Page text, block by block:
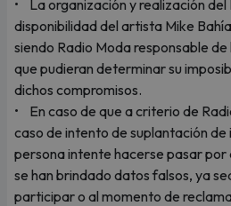
• La organización y realización
disponibilidad del artista Mike
siendo Radio Moda responsable
que pudieran determinar su
dichos compromisos.
• En caso de que a criterio de
caso de intento de suplantación de
persona intente hacerse pasar por
se han brindado datos falsos, ya
participar o al momento de